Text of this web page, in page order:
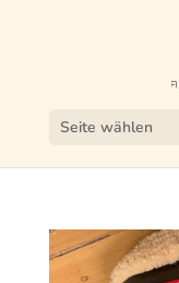
Seite wählen